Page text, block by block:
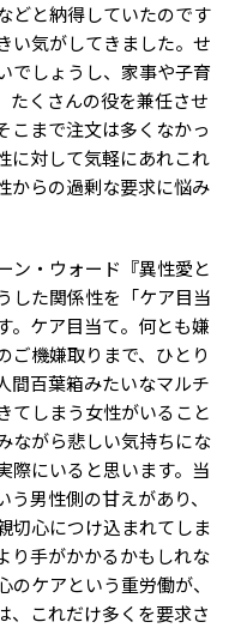
どと納得していたのです
い気がしてきました。せ
でしょうし、家事や子育
たくさんの役を兼任させ
こまで注文は多くなかっ
に対して気軽にあれこれ
からの過剰な要求に悩み
ン・ウォード『異性愛と
した関係性を「ケア目当
。ケア目当て。何とも嫌
ご機嫌取りまで、ひとり
間百葉箱みたいなマルチ
てしまう女性がいること
ながら悲しい気持ちにな
際にいると思います。当
男性側の甘えがあり、
切心につけ込まれてしま
り手がかかるかもしれな
ケアという重労働が、
、これだけ多くを要求さ